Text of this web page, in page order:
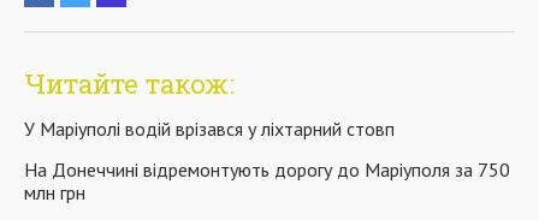
Читайте також:
У Маріуполі водій врізався у ліхтарний стовп
На Донеччині відремонтують дорогу до Маріуполя за 750
млн грн